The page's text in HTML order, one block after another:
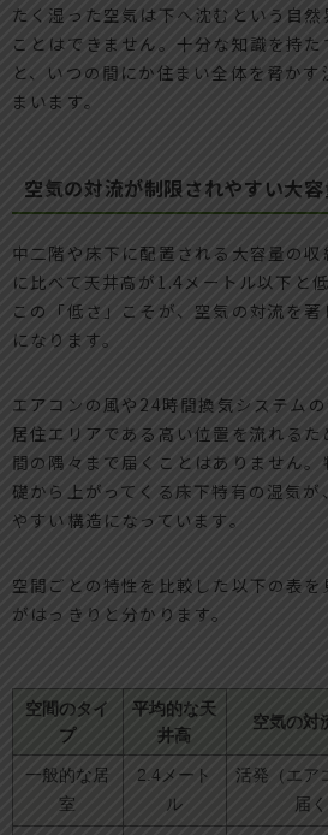
たく湿った空気は下へ沈むという自
ことはできません。十分な知識を持
と、いつの間にか住まい全体を脅か
まいます。
空気の対流が制限されやすい大
中二階や床下に配置される大容量の
に比べて天井高が1.4メートル以下と
この「低さ」こそが、空気の対流を
になります。
エアコンの風や24時間換気システム
居住エリアである高い位置を流れる
間の隅々まで届くことはありません
礎から上がってくる床下特有の湿気が
やすい構造になっています。
空間ごとの特性を比較した以下の表
がはっきりと分かります。
空間のタイ
プ
平均的な天
井高
空気の対
一般的な居
室
2.4メート
ル
活発（エア
届く